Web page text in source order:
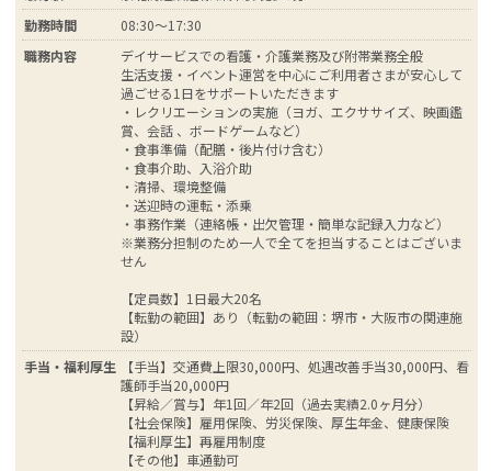
勤務時間
08:30～17:30
職務内容
デイサービスでの看護・介護業務及び附帯業務全般
生活支援・イベント運営を中心にご利用者さまが安心して
過ごせる1日をサポートいただきます
・レクリエーションの実施（ヨガ、エクササイズ、映画鑑
賞、会話 、ボードゲームなど）
・食事準備（配膳・後片付け含む）
・食事介助、入浴介助
・清掃、環境整備
・送迎時の運転・添乗
・事務作業（連絡帳・出欠管理・簡単な記録入力など）
※業務分担制のため一人で全てを担当することはございま
せん
【定員数】1日最大20名
【転勤の範囲】あり（転勤の範囲：堺市・大阪市の関連施
設）
手当・福利厚生
【手当】交通費上限30,000円、処遇改善手当30,000円、看
護師手当20,000円
【昇給／賞与】年1回／年2回（過去実績2.0ヶ月分）
【社会保険】雇用保険、労災保険、厚生年金、健康保険
【福利厚生】再雇用制度
【その他】車通勤可